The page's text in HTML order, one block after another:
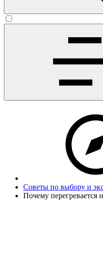
Советы по выбору и
Почему перегревается